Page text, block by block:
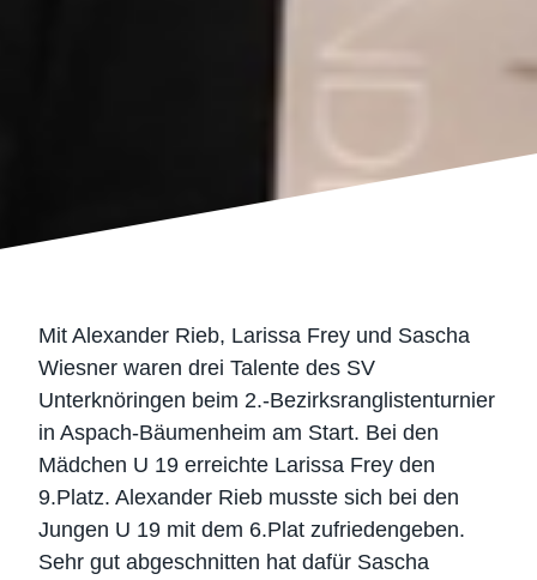
Mit Alexander Rieb, Larissa Frey und Sascha
Wiesner waren drei Talente des SV
Unterknöringen beim 2.-Bezirksranglistenturnier
in Aspach-Bäumenheim am Start. Bei den
Mädchen U 19 erreichte Larissa Frey den
9.Platz. Alexander Rieb musste sich bei den
Jungen U 19 mit dem 6.Plat zufriedengeben.
Sehr gut abgeschnitten hat dafür Sascha